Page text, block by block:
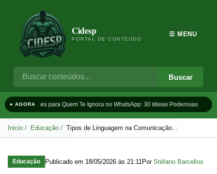
Cidesp
PORTAL DE CONTEÚDO
Buscar
☰ MENU
● AGORAFrases para Quem Te Ignora no WhatsApp: 30 Ideias Poderosas
Inicio Educação Tipos de Linguagem na Comunicação...
Educação Publicado em 18/05/2026 às 21:11 Por Stéfano Barcellos